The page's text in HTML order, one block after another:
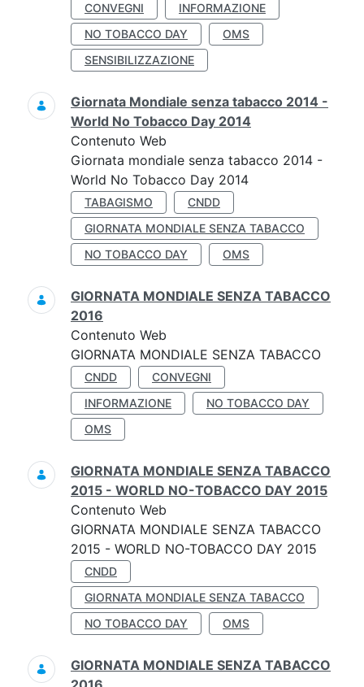
CONVEGNI
INFORMAZIONE
NO TOBACCO DAY
OMS
SENSIBILIZZAZIONE
Giornata Mondiale senza tabacco 2014 -
World No Tobacco Day 2014
Contenuto Web
Giornata mondiale senza tabacco 2014 -
World No Tobacco Day 2014
TABAGISMO
CNDD
GIORNATA MONDIALE SENZA TABACCO
NO TOBACCO DAY
OMS
GIORNATA MONDIALE SENZA TABACCO
2016
Contenuto Web
GIORNATA MONDIALE SENZA TABACCO
CNDD
CONVEGNI
INFORMAZIONE
NO TOBACCO DAY
OMS
GIORNATA MONDIALE SENZA TABACCO
2015 - WORLD NO-TOBACCO DAY 2015
Contenuto Web
GIORNATA MONDIALE SENZA TABACCO
2015 - WORLD NO-TOBACCO DAY 2015
CNDD
GIORNATA MONDIALE SENZA TABACCO
NO TOBACCO DAY
OMS
GIORNATA MONDIALE SENZA TABACCO